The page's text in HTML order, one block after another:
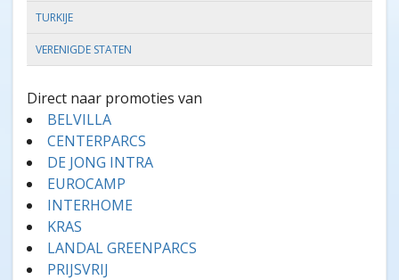
TURKIJE
VERENIGDE STATEN
Direct naar promoties van
BELVILLA
CENTERPARCS
DE JONG INTRA
EUROCAMP
INTERHOME
KRAS
LANDAL GREENPARCS
PRIJSVRIJ